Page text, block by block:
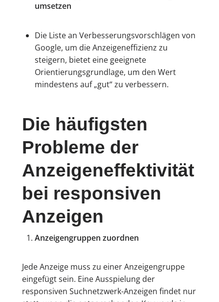
umsetzen
Die Liste an Verbesserungsvorschlägen von
Google, um die Anzeigeneffizienz zu
steigern, bietet eine geeignete
Orientierungsgrundlage, um den Wert
mindestens auf „gut“ zu verbessern.
Die häufigsten
Probleme der
Anzeigeneffektivität
bei responsiven
Anzeigen
Anzeigengruppen zuordnen
Jede Anzeige muss zu einer Anzeigengruppe
eingefügt sein. Eine Ausspielung der
responsiven Suchnetzwerk-Anzeigen findet nur